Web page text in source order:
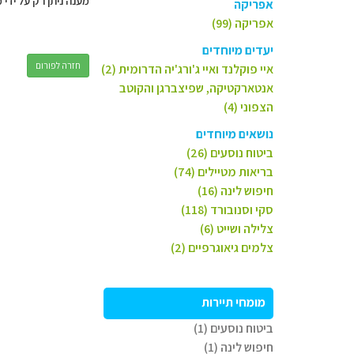
אפריקה
אפריקה (99)
יעדים מיוחדים
איי פוקלנד ואיי ג'ורג'יה הדרומית (2)
אנטארקטיקה, שפיצברגן והקוטב
הצפוני (4)
נושאים מיוחדים
ביטוח נוסעים (26)
בריאות מטיילים (74)
חיפוש לינה (16)
סקי וסנובורד (118)
צלילה ושייט (6)
צלמים גיאוגרפיים (2)
מומחי תיירות
ביטוח נוסעים (1)
חיפוש לינה (1)
חזרה לפורום